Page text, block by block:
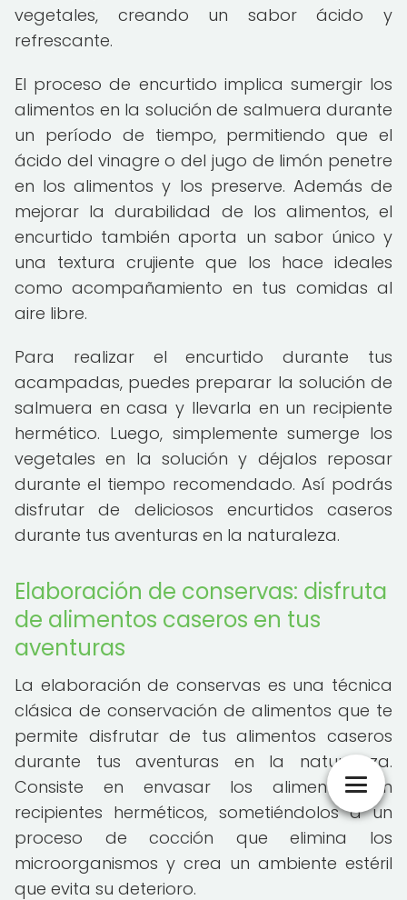
vegetales, creando un sabor ácido y
refrescante.
El proceso de encurtido implica sumergir los
alimentos en la solución de salmuera durante
un período de tiempo, permitiendo que el
ácido del vinagre o del jugo de limón penetre
en los alimentos y los preserve. Además de
mejorar la durabilidad de los alimentos, el
encurtido también aporta un sabor único y
una textura crujiente que los hace ideales
como acompañamiento en tus comidas al
aire libre.
Para realizar el encurtido durante tus
acampadas, puedes preparar la solución de
salmuera en casa y llevarla en un recipiente
hermético. Luego, simplemente sumerge los
vegetales en la solución y déjalos reposar
durante el tiempo recomendado. Así podrás
disfrutar de deliciosos encurtidos caseros
durante tus aventuras en la naturaleza.
Elaboración de conservas: disfruta
de alimentos caseros en tus
aventuras
La elaboración de conservas es una técnica
clásica de conservación de alimentos que te
permite disfrutar de tus alimentos caseros
durante tus aventuras en la naturaleza.
Consiste en envasar los alimentos en
recipientes herméticos, sometiéndolos a un
proceso de cocción que elimina los
microorganismos y crea un ambiente estéril
que evita su deterioro.